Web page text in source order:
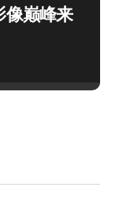
像巅峰来